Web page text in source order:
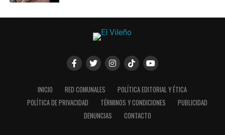
INICIO RED COMUNALES
POLÍTICA EDITORIAL Y ÉTICA
POLÍTICA DE PRIVACIDAD
TÉRMINOS Y CONDICIONES
PUBLICIDAD
DENUNCIAS
CONTACTO